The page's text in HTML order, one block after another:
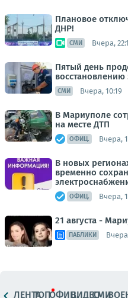
Плановое
ДНР!
СМИ Вчера,
Пятый день
СМИ Вчера, 10:19
В Мариуполе
на месте ДТП
ОФИЦ. Вчера,
В новых
временно
ОФИЦ. Вчера,
21 августа -
ПАБЛИКИ
ЛЕНТАТОПОФИЦ.ВИДЕОСМИ